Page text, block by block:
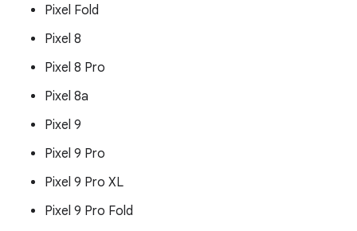
Pixel Fold
Pixel 8
Pixel 8 Pro
Pixel 8a
Pixel 9
Pixel 9 Pro
Pixel 9 Pro XL
Pixel 9 Pro Fold